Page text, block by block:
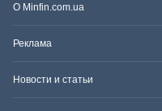
О Minfin.com.ua
Реклама
Новости и статьи